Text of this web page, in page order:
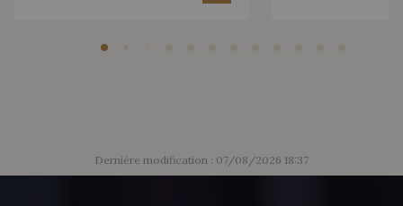
Dernière modification : 07/08/2026 18:37